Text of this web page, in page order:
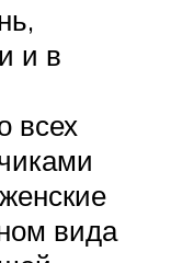
и в
всех
вида